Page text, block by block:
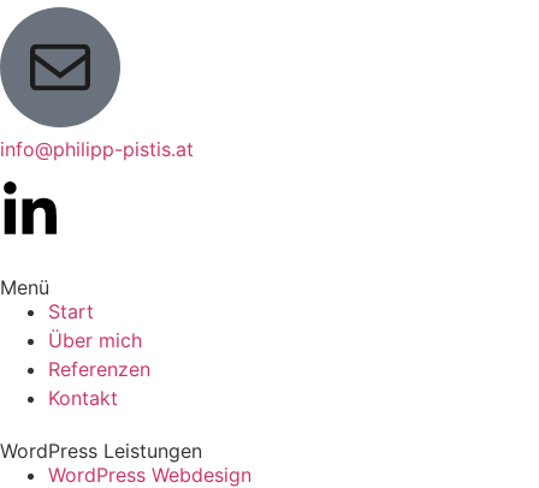
info@philipp-pistis.at
Menü
Start
Über mich
Referenzen
Kontakt
WordPress Leistungen
WordPress Webdesign